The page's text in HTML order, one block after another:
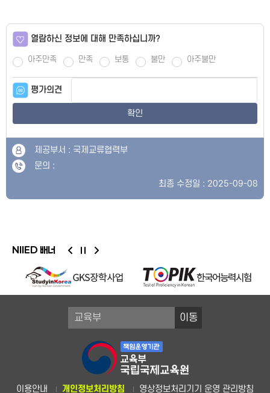
열람하신 정보에 대해 만족하십니까?
아주만족 만족 보통 불만 아주불만
평가의견
확인
제공부서 : 국제교류협력부
문의 :
최종 수정일 : 2025-09-08
NIIED 배너
이용안내 개인정보처리방침 영상정보처리기기 운영 관리방침
이동